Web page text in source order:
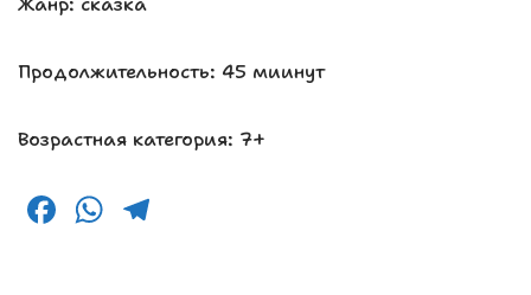
Продолжительность: 45 миинут
Возрастная категория: 7+
F W